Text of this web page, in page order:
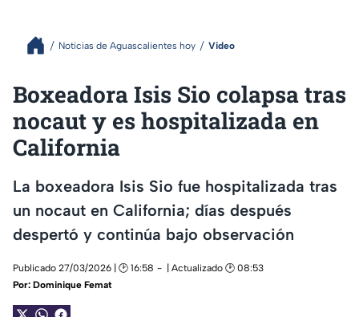
Noticias de Aguascalientes hoy Video
Boxeadora Isis Sio colapsa tras
nocaut y es hospitalizada en
California
La boxeadora Isis Sio fue hospitalizada tras
un nocaut en California; días después
despertó y continúa bajo observación
Publicado 27/03/2026 | 🕑 16:58
| Actualizado 🕑 08:53
Por: Dominique Femat